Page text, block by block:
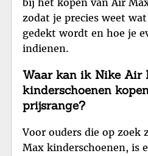
zodat je precies weet
gedekt wordt en hoe je
indienen.
Waar kan ik Nike Air
kinderschoenen
prijsrange?
Voor ouders die op zoek
Max kinderschoenen, is